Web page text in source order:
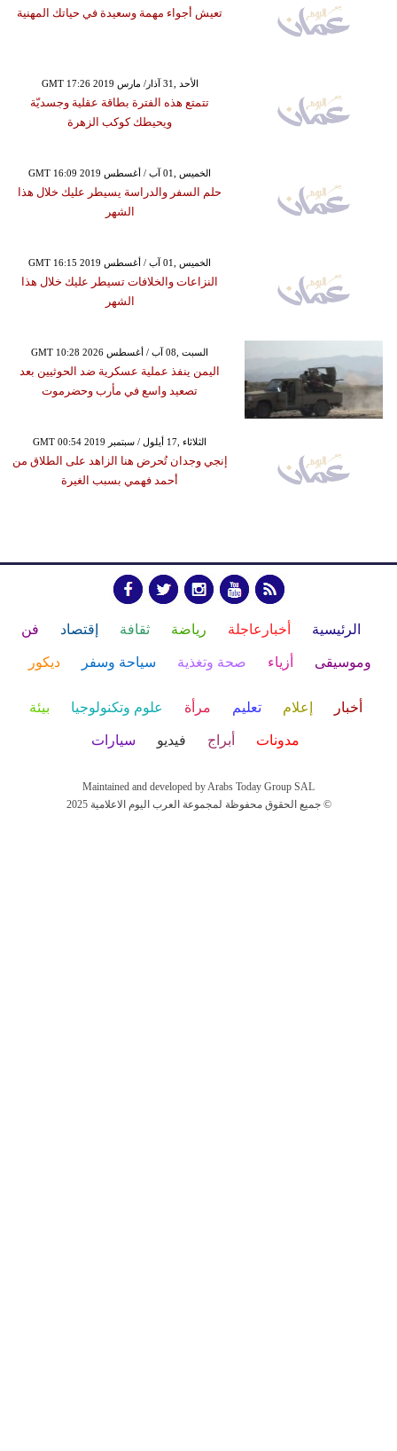
تعيش أجواء مهمة وسعيدة في حياتك المهنية
GMT 17:26 2019 الأحد ,31 آذار/ مارس
تتمتع هذه الفترة بطاقة عقلية وجسديّة
ويحيطك كوكب الزهرة
GMT 16:09 2019 الخميس ,01 آب / أغسطس
حلم السفر والدراسة يسيطر عليك خلال هذا
الشهر
GMT 16:15 2019 الخميس ,01 آب / أغسطس
النزاعات والخلافات تسيطر عليك خلال هذا
الشهر
GMT 10:28 2026 السبت ,08 آب / أغسطس
اليمن ينفذ عملية عسكرية ضد الحوثيين بعد
تصعيد واسع في مأرب وحضرموت
GMT 00:54 2019 الثلاثاء ,17 أيلول / سبتمبر
إنجي وجدان تُحرض هنا الزاهد على الطلاق من
أحمد فهمي بسبب الغيرة
الرئيسية أخبارعاجلة رياضة ثقافة إقتصاد فن
وموسيقى أزياء صحة وتغذية سياحة وسفر ديكور
أخبار إعلام تعليم مرأة علوم وتكنولوجيا بيئة
مدونات أبراج فيديو سيارات
Maintained and developed by Arabs Today Group SAL
جميع الحقوق محفوظة لمجموعة العرب اليوم الاعلامية 2025 ©